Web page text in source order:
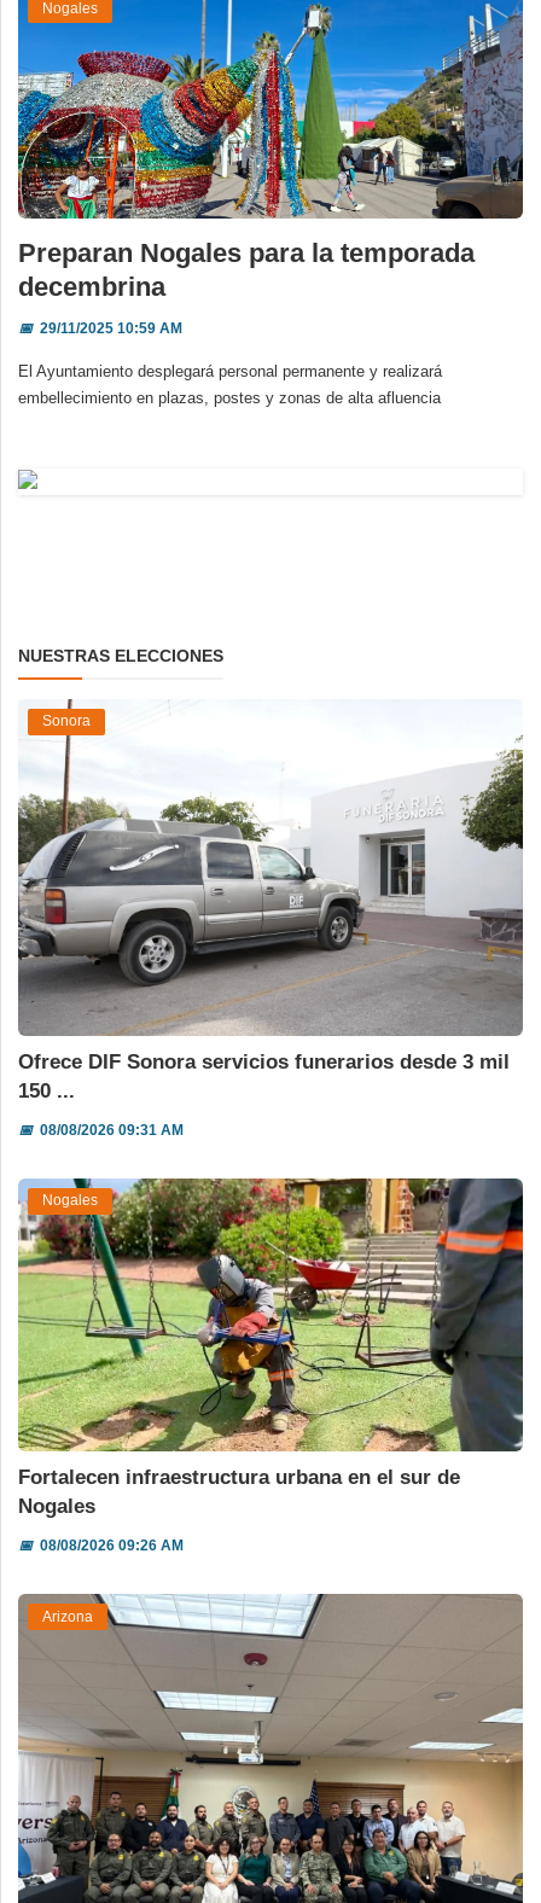
Nogales
Preparan Nogales para la temporada
decembrina
📅29/11/2025 10:59 AM
El Ayuntamiento desplegará personal permanente y realizará
embellecimiento en plazas, postes y zonas de alta afluencia
NUESTRAS ELECCIONES
Sonora
Ofrece DIF Sonora servicios funerarios desde 3 mil
150 ...
📅08/08/2026 09:31 AM
Nogales
Fortalecen infraestructura urbana en el sur de
Nogales
📅08/08/2026 09:26 AM
Arizona